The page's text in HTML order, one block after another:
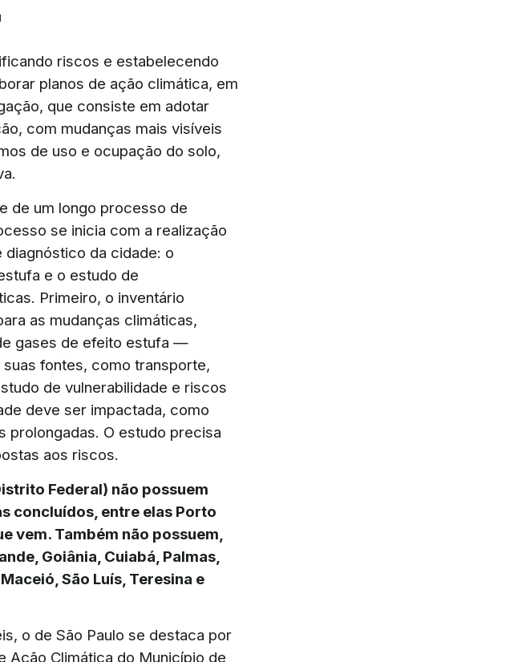
riscos e estabelecendo
planos de ação climática, em
que consiste em adotar
com mudanças mais visíveis
de uso e ocupação do solo,
de um longo processo de
se inicia com a realização
da cidade: o
e o estudo de
Primeiro, o inventário
as mudanças climáticas,
gases de efeito estufa —
fontes, como transporte,
de vulnerabilidade e riscos
deve ser impactada, como
prolongadas. O estudo precisa
aos riscos.
Federal) não possuem
concluídos, entre elas Porto
vem. Também não possuem,
Goiânia, Cuiabá, Palmas,
São Luís, Teresina e
o de São Paulo se destaca por
Ação Climática do Município de